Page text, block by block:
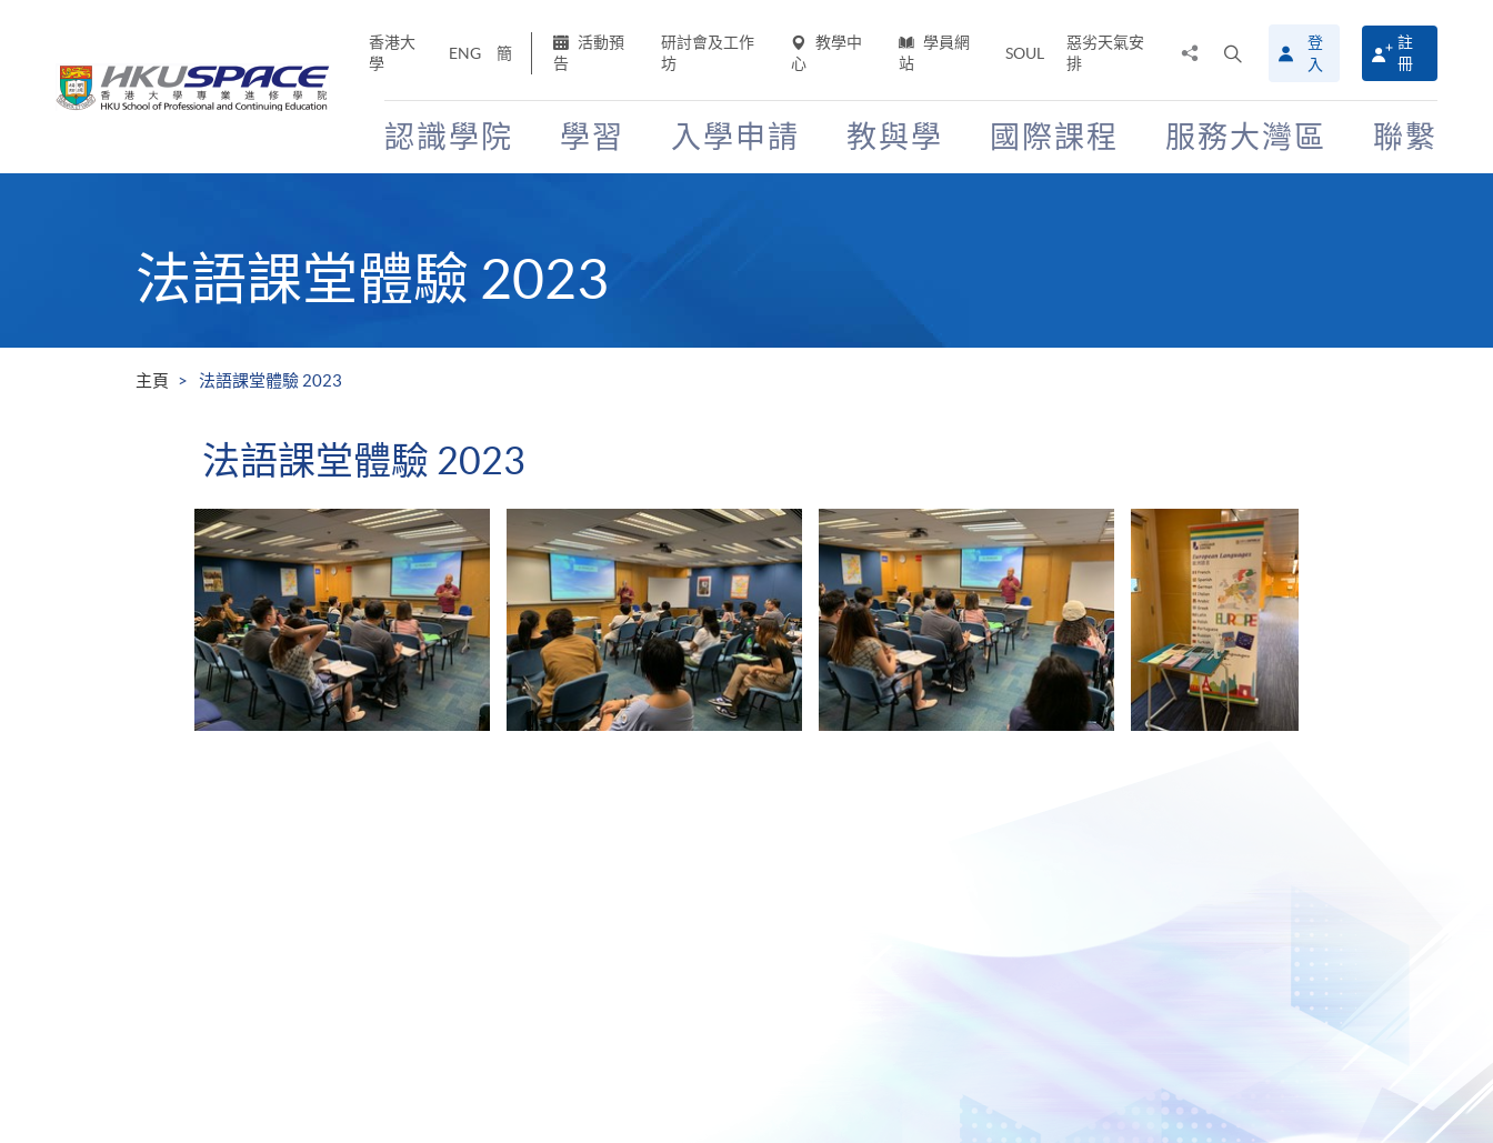
香港大
學
ENG 簡
活動預
告
研討會及工作
坊
教學中
心
學員網
站
SOUL
惡劣天氣安
排
搜
尋
介
面
登
入
註
冊
認識學院 學習 入學申請 教與學 國際課程 服務大灣區 聯繫
法語課堂體驗 2023
主頁 法語課堂體驗 2023
法語課堂體驗 2023